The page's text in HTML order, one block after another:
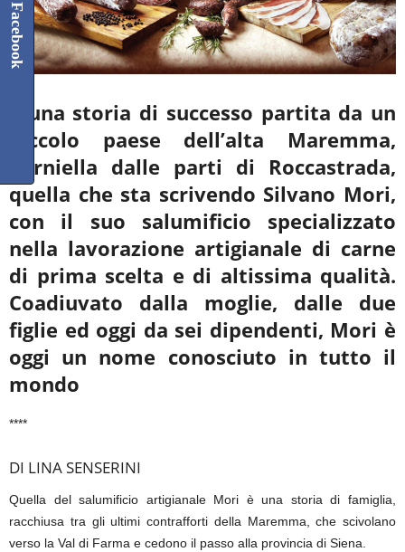
È una storia di successo partita da un
piccolo paese dell’alta Maremma,
Torniella dalle parti di Roccastrada,
quella che sta scrivendo Silvano Mori,
con il suo salumificio specializzato
nella lavorazione artigianale di carne
di prima scelta e di altissima qualità.
Coadiuvato dalla moglie, dalle due
figlie ed oggi da sei dipendenti, Mori è
oggi un nome conosciuto in tutto il
mondo
****
DI LINA SENSERINI
Quella del salumificio artigianale Mori è una storia di famiglia,
racchiusa tra gli ultimi contrafforti della Maremma, che scivolano
verso la Val di Farma e cedono il passo alla provincia di Siena.
Facebook